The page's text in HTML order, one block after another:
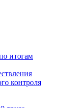
итогам
контроля